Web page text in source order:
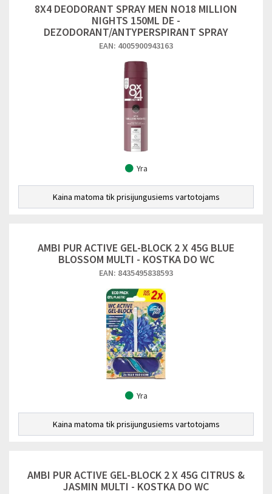
8X4 DEODORANT SPRAY MEN NO18 MILLION
NIGHTS 150ML DE -
DEZODORANT/ANTYPERSPIRANT SPRAY
EAN: 4005900943163
Yra
Kaina matoma tik prisijungusiems vartotojams
AMBI PUR ACTIVE GEL-BLOCK 2 X 45G BLUE
BLOSSOM MULTI - KOSTKA DO WC
EAN: 8435495838593
Yra
Kaina matoma tik prisijungusiems vartotojams
AMBI PUR ACTIVE GEL-BLOCK 2 X 45G CITRUS &
JASMIN MULTI - KOSTKA DO WC